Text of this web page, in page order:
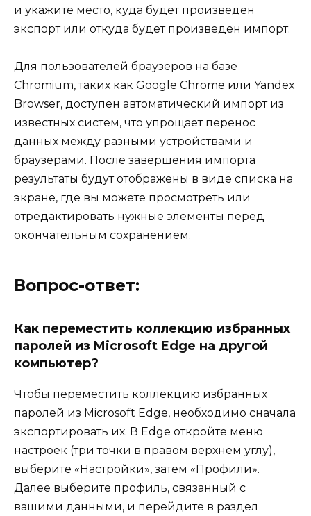
и укажите место, куда будет произведен
экспорт или откуда будет произведен импорт.
Для пользователей браузеров на базе
Chromium, таких как Google Chrome или Yandex
Browser, доступен автоматический импорт из
известных систем, что упрощает перенос
данных между разными устройствами и
браузерами. После завершения импорта
результаты будут отображены в виде списка на
экране, где вы можете просмотреть или
отредактировать нужные элементы перед
окончательным сохранением.
Вопрос-ответ:
Как переместить коллекцию избранных
паролей из Microsoft Edge на другой
компьютер?
Чтобы переместить коллекцию избранных
паролей из Microsoft Edge, необходимо сначала
экспортировать их. В Edge откройте меню
настроек (три точки в правом верхнем углу),
выберите «Настройки», затем «Профили».
Далее выберите профиль, связанный с
вашими данными, и перейдите в раздел